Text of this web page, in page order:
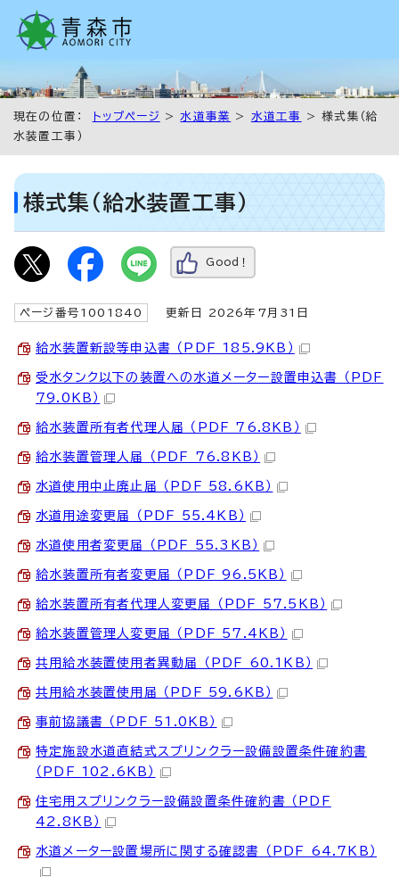
現在の位置： トップページ >水道事業 > 水道工事
> 様式集（給
水装置工事）
様式集（給水装置工事）
Good！
ページ番号1001840 更新日 2026年7月31日
給水装置新設等申込書 （PDF 185.9KB）
受水タンク以下の装置への水道メーター設置申込書 （PDF
79.0KB）
給水装置所有者代理人届 （PDF 76.8KB）
給水装置管理人届 （PDF 76.8KB）
水道使用中止廃止届 （PDF 58.6KB）
水道用途変更届 （PDF 55.4KB）
水道使用者変更届 （PDF 55.3KB）
給水装置所有者変更届 （PDF 96.5KB）
給水装置所有者代理人変更届 （PDF 57.5KB）
給水装置管理人変更届 （PDF 57.4KB）
共用給水装置使用者異動届 （PDF 60.1KB）
共用給水装置使用届 （PDF 59.6KB）
事前協議書 （PDF 51.0KB）
特定施設水道直結式スプリンクラー設備設置条件確約書
（PDF 102.6KB）
住宅用スプリンクラー設備設置条件確約書 （PDF
42.8KB）
水道メーター設置場所に関する確認書 （PDF 64.7KB）